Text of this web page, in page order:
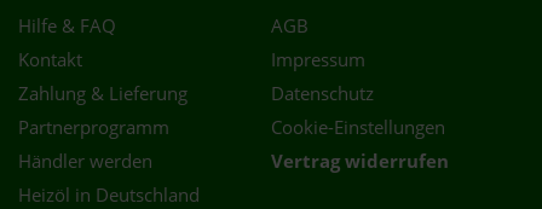
Hilfe & FAQ
Kontakt
Zahlung & Lieferung
Partnerprogramm
Händler werden
Heizöl in Deutschland
AGB
Impressum
Datenschutz
Cookie-Einstellungen
Vertrag widerrufen